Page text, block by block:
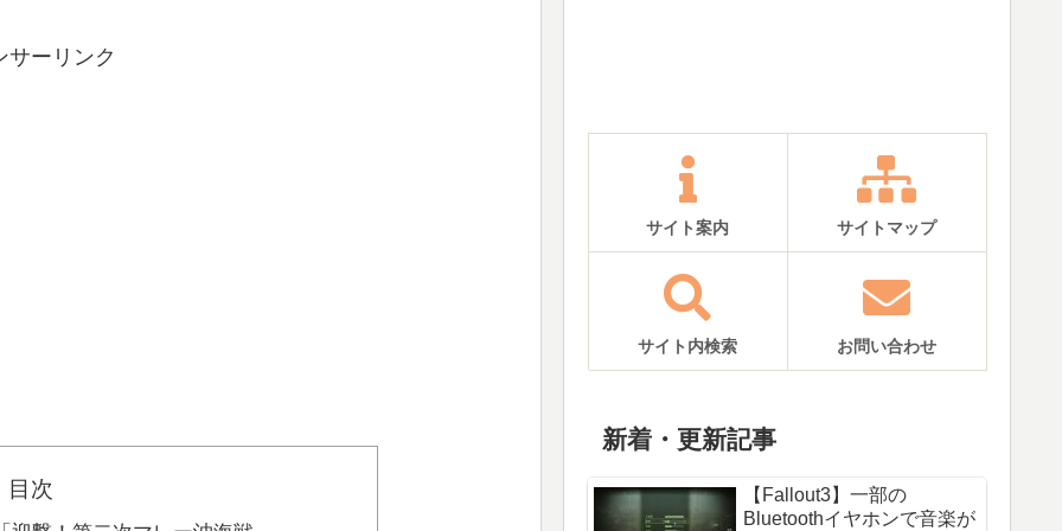
サーリンク
目次
サイト案内 サイトマップ
サイト内検索 お問い合わせ
新着・更新記事
【Fallout3】一部の
Bluetoothイヤホンで音楽が